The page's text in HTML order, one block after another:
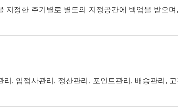
지정한 주기별로 별도의 지정공간에 백업을 받으
리, 입점사관리, 정산관리, 포인트관리, 배송관리,